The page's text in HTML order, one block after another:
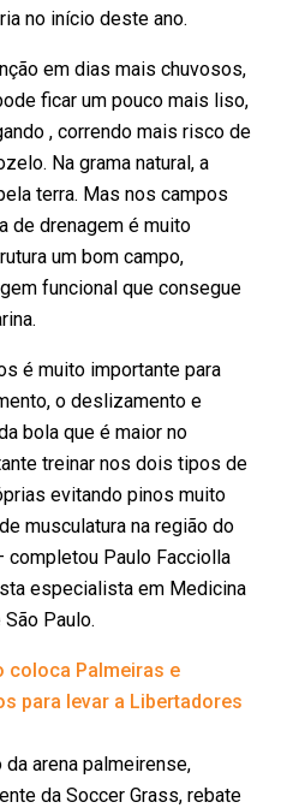
no início deste ano.
em dias mais chuvosos,
ficar um pouco mais liso,
, correndo mais risco de
Na grama natural, a
terra. Mas nos campos
de drenagem é muito
um bom campo,
funcional que consegue
é muito importante para
o deslizamento e
bola que é maior no
treinar nos dois tipos de
evitando pinos muito
musculatura na região do
completou Paulo Facciolla
especialista em Medicina
Paulo.
coloca Palmeiras e
para levar a Libertadores
arena palmeirense,
da Soccer Grass, rebate